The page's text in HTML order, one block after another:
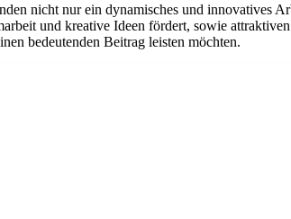
nicht nur ein dynamisches und innovatives
und kreative Ideen fördert, sowie
bedeutenden Beitrag leisten möchten.